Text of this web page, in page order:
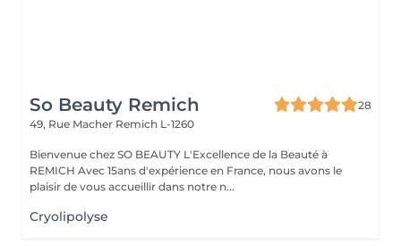
So Beauty Remich
28
49, Rue Macher Remich L-1260
Bienvenue chez SO BEAUTY L'Excellence de la Beauté à
REMICH Avec 15ans d'expérience en France, nous avons le
plaisir de vous accueillir dans notre n...
Cryolipolyse